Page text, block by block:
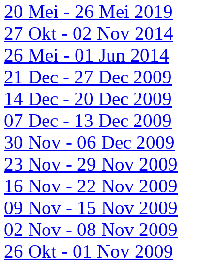
20 Mei - 26 Mei 2019
27 Okt - 02 Nov 2014
26 Mei - 01 Jun 2014
21 Dec - 27 Dec 2009
14 Dec - 20 Dec 2009
07 Dec - 13 Dec 2009
30 Nov - 06 Dec 2009
23 Nov - 29 Nov 2009
16 Nov - 22 Nov 2009
09 Nov - 15 Nov 2009
02 Nov - 08 Nov 2009
26 Okt - 01 Nov 2009